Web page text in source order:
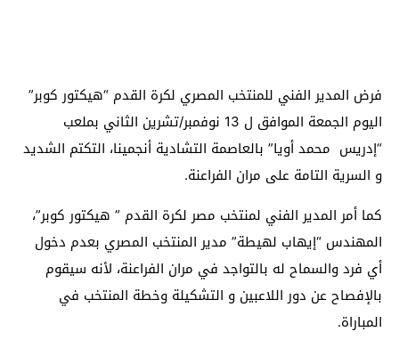
فرض المدير الفني للمنتخب المصري لكرة القدم “هيكتور كوبر”
اليوم الجمعة الموافق ل 13 نوفمبر/تشرين الثاني بملعب
“إدريس محمد أويا” بالعاصمة التشادية أنجمينا، التكتم الشديد
و السرية التامة على مران الفراعنة.
كما أمر المدير الفني لمنتخب مصر لكرة القدم ” هيكتور كوبر”،
المهندس “إيهاب لهيطة” مدير المنتخب المصري بعدم دخول
أي فرد والسماح له بالتواجد في مران الفراعنة، لأنه سيقوم
بالإفصاح عن دور اللاعبين و التشكيلة وخطة المنتخب في
المباراة.